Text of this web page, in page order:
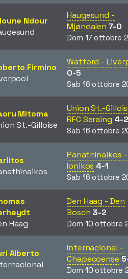
Ndour
Haugesund -
Mjøndalen 7-0
Dom 17 ottobre
Firmino
Watford -
0-5
Sab 16 ottobre
Mitoma
St.-Gilloise
Union St.-
RFC Seraing 4-2
Sab 16 ottobre
Panathinaikos -
Ionikos 4-1
Sab 16 ottobre
Haag
Den Haag - Den
Bosch 3-2
Dom 10 ottobre
Alberto
Internacional -
Chapecoense
Dom 10 ottobre